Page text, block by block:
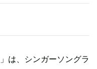
は、シンガーソングラ